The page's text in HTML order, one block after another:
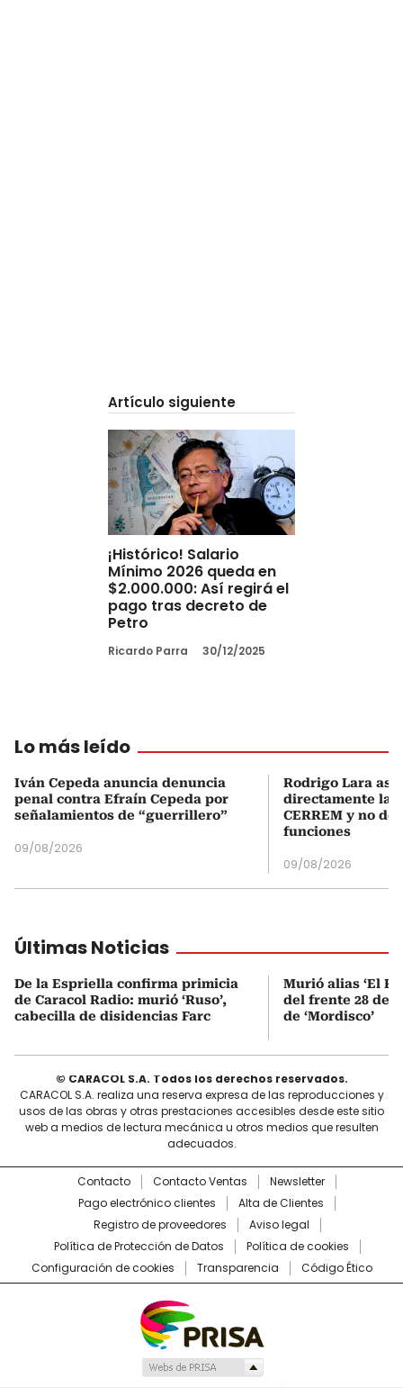
Artículo siguiente
¡Histórico! Salario
Mínimo 2026 queda en
$2.000.000: Así regirá el
pago tras decreto de
Petro
Ricardo Parra 30/12/2025
Lo más leído
Iván Cepeda anuncia denuncia
penal contra Efraín Cepeda por
señalamientos de “guerrillero”
09/08/2026
Rodrigo Lara
directamente la
CERREM y no
funciones
09/08/2026
Últimas Noticias
De la Espriella confirma primicia
de Caracol Radio: murió ‘Ruso’,
cabecilla de disidencias Farc
Murió alias ‘El
del frente 28 de
de ‘Mordisco’
© CARACOL S.A. Todos los derechos reservados.
CARACOL S.A. realiza una reserva expresa de las reproducciones y
usos de las obras y otras prestaciones accesibles desde este sitio
web a medios de lectura mecánica u otros medios que resulten
adecuados.
Contacto Contacto Ventas
Newsletter
Pago electrónico clientes
Alta de Clientes
Registro de proveedores
Aviso legal
Política de Protección de Datos
Política de cookies
Configuración de cookies
Transparencia Código Ético